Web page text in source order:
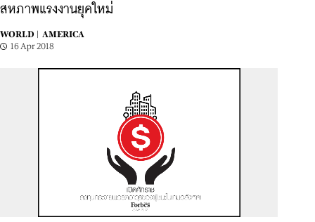
สหภาพแรงงานยุคใหม่
WORLD |
AMERICA
16 Apr 2018